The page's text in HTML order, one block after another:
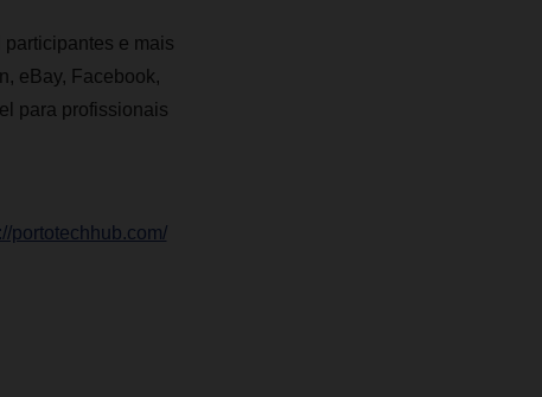
e mais
eBay, Facebook,
para profissionais
portotechhub.com/